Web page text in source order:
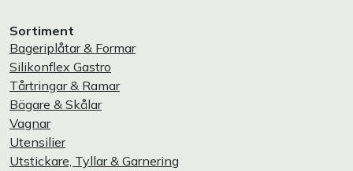
Sortiment
Bageriplåtar & Formar
Silikonflex Gastro
Tårtringar & Ramar
Bägare & Skålar
Vagnar
Utensilier
Utstickare, Tyllar & Garnering